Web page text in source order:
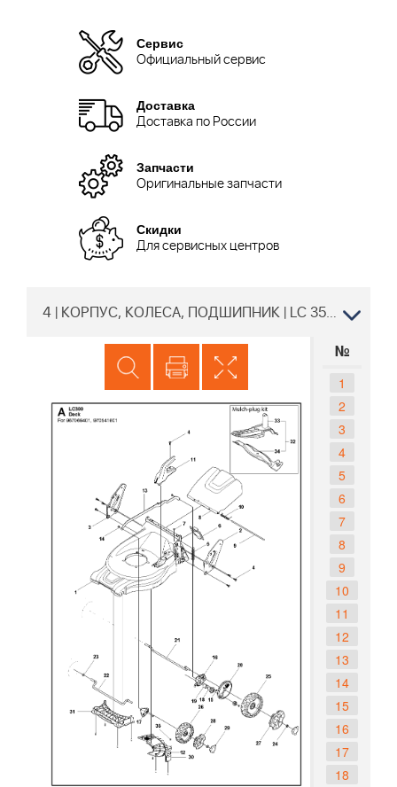
Сервис
Официальный сервис
Доставка
Доставка по России
Запчасти
Оригинальные запчасти
Скидки
Для сервисных центров
4 | КОРПУС, КОЛЕСА, ПОДШИПНИК | LC 353V Газонокосилка Хускварна PNC 970541601 | Двигатель Husqvarna HS 166A 531450901
№
1
2
3
4
5
6
7
8
9
10
11
12
13
14
15
16
17
18